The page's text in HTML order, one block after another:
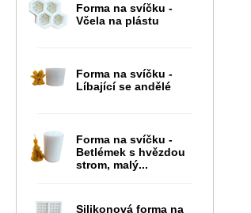
Forma na svíčku -
Včela na plástu
Forma na svíčku -
Líbající se andělé
Forma na svíčku -
Betlémek s hvězdou
strom, malý...
Silikonová forma na